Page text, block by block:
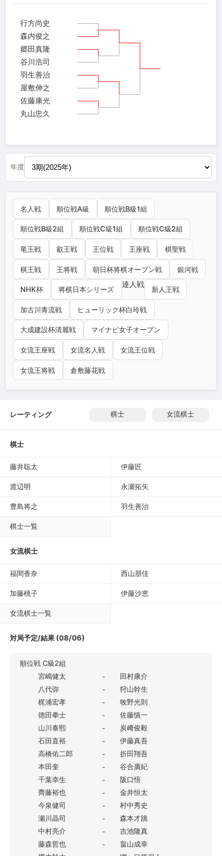
行方尚史
森内俊之
郷田真隆
谷川浩司
羽生善治
屋敷伸之
佐藤康光
丸山忠久
年度
名人戦 順位戦A級 順位戦B級1組
順位戦B級2組 順位戦C級1組 順位戦C級2組
竜王戦 叡王戦 王位戦 王座戦 棋聖戦
棋王戦 王将戦 朝日杯将棋オープン戦 銀河戦
NHK杯 将棋日本シリーズ
達人戦
新人王戦
加古川青流戦 ヒューリック杯白玲戦
大成建設杯清麗戦 マイナビ女子オープン
女流王座戦 女流名人戦 女流王位戦
女流王将戦 倉敷藤花戦
レーティング 棋士 女流棋士
棋士
藤井聡太 伊藤匠
渡辺明 永瀬拓矢
豊島将之 羽生善治
棋士一覧
女流棋士
福間香奈 西山朋佳
加藤桃子 伊藤沙恵
女流棋士一覧
対局予定/結果 (08/06)
順位戦 C級2組
宮嶋健太
-
田村康介
八代弥
-
狩山幹生
梶浦宏孝
-
牧野光則
徳田拳士
-
佐藤慎一
山川泰熙
-
炭﨑俊毅
石田直裕
-
伊藤真吾
高橋佑二郎
-
折田翔吾
本田奎
-
谷合廣紀
千葉幸生
-
阪口悟
齊藤裕也
-
金井恒太
今泉健司
-
村中秀史
瀬川晶司
-
森本才跳
中村亮介
-
吉池隆真
藤森哲也
-
畠山成幸